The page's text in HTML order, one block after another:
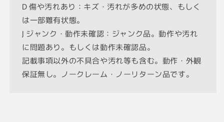
作
確
認
済
数
量
作
確
認
済
数
D 傷や汚れあり：キズ・汚れが多めの状態、もしく
は一部難有状態。
J ジャンク・動作未確認：ジャンク品。動作や汚れ
に問題あり。もしくは動作未確認品。
記載事項以外の不具合や汚れ等も含む。動作・外観
保証無し。ノークレーム・ノーリターン品です。